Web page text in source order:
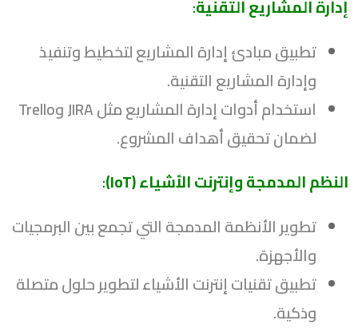
إدارة المشاريع التقنية:
تطبيق مبادئ إدارة المشاريع لتخطيط وتنفيذ
وإدارة المشاريع التقنية.
استخدام أدوات إدارة المشاريع مثل JIRA وTrello
لضمان تحقيق أهداف المشروع.
النظم المدمجة وإنترنت الأشياء (IoT)
:
تطوير الأنظمة المدمجة التي تجمع بين البرمجيات
والأجهزة.
تطبيق تقنيات إنترنت الأشياء لتطوير حلول متصلة
وذكية.